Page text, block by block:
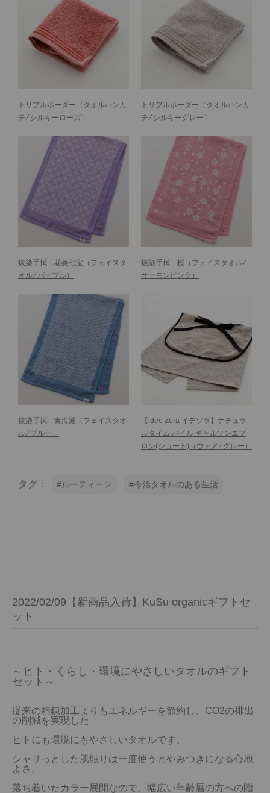
トリプルボーダー （タオルハンカ
チ ⁄ シルキーローズ）
トリプルボーダー （タオルハンカ
チ ⁄ シルキーグレー）
抜染手拭 花菱七宝 （フェイスタ
オル ⁄ パープル）
抜染手拭 桜 （フェイスタオル ⁄
サーモンピンク）
抜染手拭 青海波 （フェイスタオ
ル ⁄ ブルー）
【idee Zora イデゾラ】ナチュラ
ルタイム パイル ギャルソンエプ
ロン(ショート) （ウェア ⁄ グレー）
タグ： ルーティーン 今治タオルのある生活
2022/02/09【新商品入荷】KuSu organicギフトセ
ット
～ヒト・くらし・環境にやさしいタオルのギフト
セット～
従来の精錬加工よりもエネルギーを節約し、CO2の排出
の削減を実現した
ヒトにも環境にもやさしいタオルです。
シャリっとした肌触りは一度使うとやみつきになる心地
よさ。
落ち着いたカラー展開なので、幅広い年齢層の方への贈